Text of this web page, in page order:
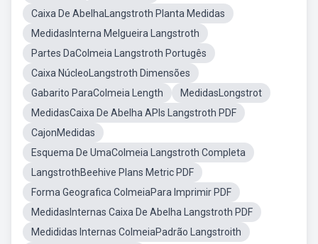
Caixa De AbelhaLangstroth Planta Medidas
MedidasInterna Melgueira Langstroth
Partes DaColmeia Langstroth Portugês
Caixa NúcleoLangstroth Dimensões
Gabarito ParaColmeia Length
MedidasLongstrot
MedidasCaixa De Abelha APIs Langstroth PDF
CajonMedidas
Esquema De UmaColmeia Langstroth Completa
LangstrothBeehive Plans Metric PDF
Forma Geografica ColmeiaPara Imprimir PDF
MedidasInternas Caixa De Abelha Langstroth PDF
Medididas Internas ColmeiaPadrão Langstroith